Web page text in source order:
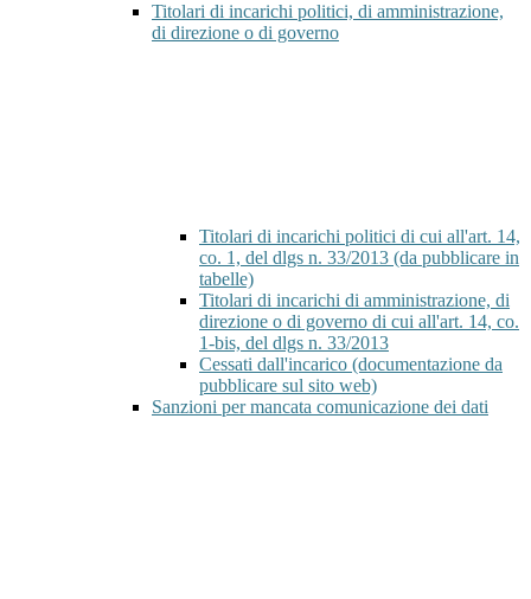
Titolari di incarichi politici, di amministrazione,
di direzione o di governo
Titolari di incarichi politici di cui all'art. 14,
co. 1, del dlgs n. 33/2013 (da pubblicare in
tabelle)
Titolari di incarichi di amministrazione, di
direzione o di governo di cui all'art. 14, co.
1-bis, del dlgs n. 33/2013
Cessati dall'incarico (documentazione da
pubblicare sul sito web)
Sanzioni per mancata comunicazione dei dati